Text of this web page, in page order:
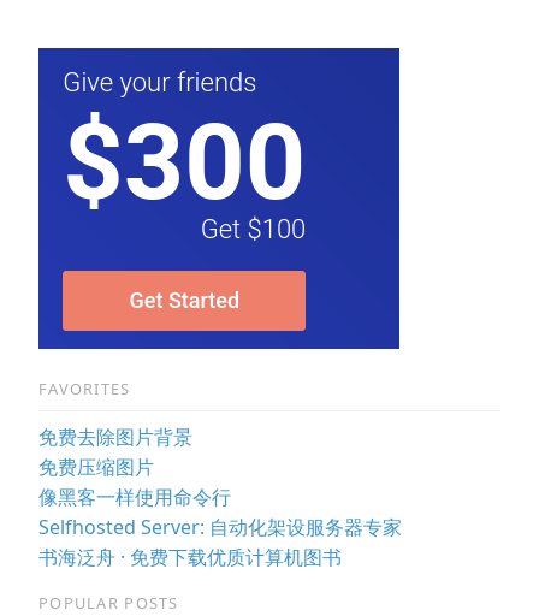
FAVORITES
免费去除图片背景
免费压缩图片
像黑客一样使用命令行
Selfhosted Server: 自动化架设服务器专家
书海泛舟 · 免费下载优质计算机图书
POPULAR POSTS